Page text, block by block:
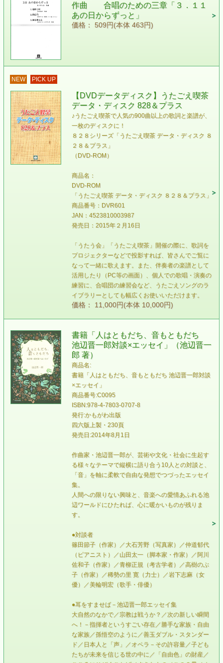
作曲 合唱のための三章「３．１１
あの日からずっと」
価格： 509円(本体 463円)
NEW PICK UP
【DVDデータディスク】うたごえ喫茶
データ・ディスク 828＆プラス
♪うたごえ喫茶で人気の900曲以上の歌詞と楽譜が、
一枚のディスクに！
８２８シリーズ「うたごえ喫茶 データ・ディスク ８
２８＆プラス」
（DVD-ROM）
商品名：
DVD-ROM
「うたごえ喫茶 データ・ディスク ８２８＆プラス」
商品番号：DVR601
JAN：4523810003987
発売日：2015年２月16日
「うたう会」「うたごえ喫茶」開催の際に、歌詞を
プロジェクターなどで投影すれば、皆さんでご覧に
なって一緒に歌えます。また、伴奏者の楽譜として
活用したり（PC等の画面）、個人での歌唱・演奏の
練習に、合唱団の練習会など、うたごえソングのラ
イブラリーとしても幅広くお使いいただけます。
価格： 11,000円(本体 10,000円)
書籍「人はともだち、音もともだち
池辺晋一郎対談×エッセイ」（池辺晋一
郎 著）
商品名:
書籍「人はともだち、音もともだち 池辺晋一郎対談
×エッセイ」
商品番号:C0095
ISBN:978-4-7803-0707-8
発行:かもがわ出版
四六版上製・230頁
発売日:2014年8月1日
作曲家・池辺晋一郎が、芸術や文化・社会に生起す
る様々なテーマで縦横に語り合う10人との対談と、
「音」を軸に柔軟で自由な発想でつづったエッセイ
集。
人間への限りない興味と、音楽への愛情あふれる池
辺ワールドにひたれば、心に暖かいものが残りま
す。
●対談者
篠田節子（作家）／大石芳野（写真家）／仲道郁代
（ピアニスト）／山田太一（脚本家・作家）／阿川
佐和子（作家）／青柳正規（考古学者）／高樹のぶ
子（作家）／稀勢の里 寛（力士）／岩下志麻（女
優）／美輪明宏（歌手・俳優）
●耳をすませば－池辺晋一郎エッセイ集
大自然のなかで／宗教は戦うか？／次の新しい瞬間
へ！－指揮者というすごい存在／勝手な家族・自由
な家族／孫悟空のように／善玉ダブル・スタンダー
ド／日本人と「声」／オペラ－その許容量／子ども
たちが未来を信じる世の中に／「自由色」の財産／